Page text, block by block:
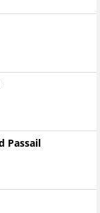
Passail